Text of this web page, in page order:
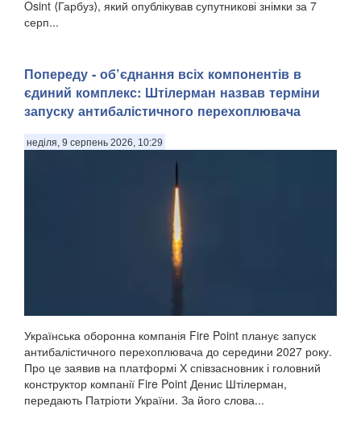
Osint ⟨Гарбуз⟩, який опублікував супутникові знімки за 7
серп...
Попереду - об’єднання всіх компонентів в
єдиний комплекс: Штілерман назвав терміни
запуску антибалістичного перехоплювача
неділя, 9 серпень 2026, 10:29
Українська оборонна компанія Fire Point планує запуск
антибалістичного перехоплювача до середини 2027 року.
Про це заявив на платформі Х співзасновник і головний
конструктор компанії Fire Point Денис Штілерман,
передають Патріоти України. За його слова...